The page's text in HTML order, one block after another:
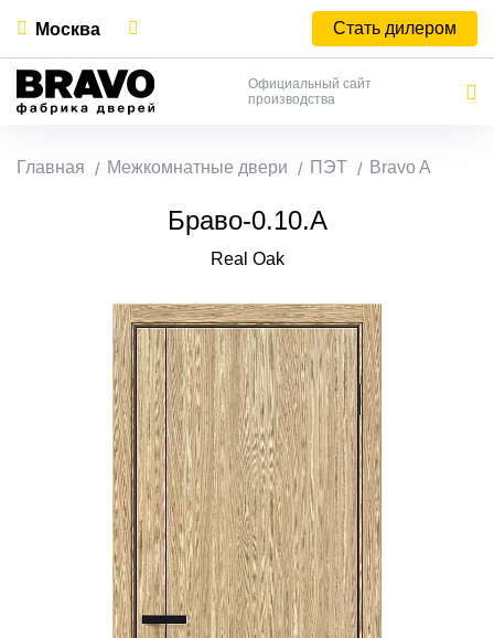
Москва Стать дилером
Официальный сайт
производства
Главная Межкомнатные двери ПЭТ Bravo A
Браво-0.10.А
Real Oak